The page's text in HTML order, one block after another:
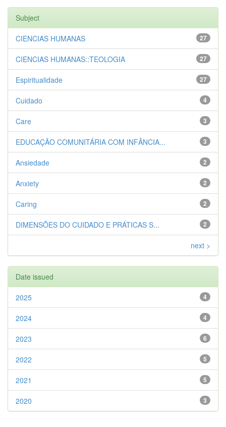
Subject
27
CIENCIAS HUMANAS
27
CIENCIAS HUMANAS::TEOLOGIA
27
Espiritualidade
4
Cuidado
3
Care
3
EDUCAÇÃO COMUNITÁRIA COM INFÂNCIA...
2
Ansiedade
2
Anxiety
2
Caring
2
DIMENSÕES DO CUIDADO E PRÁTICAS S...
next >
Date issued
4
2025
4
2024
6
2023
5
2022
5
2021
3
2020